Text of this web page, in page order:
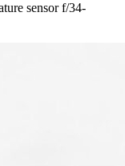
sensor f/34-